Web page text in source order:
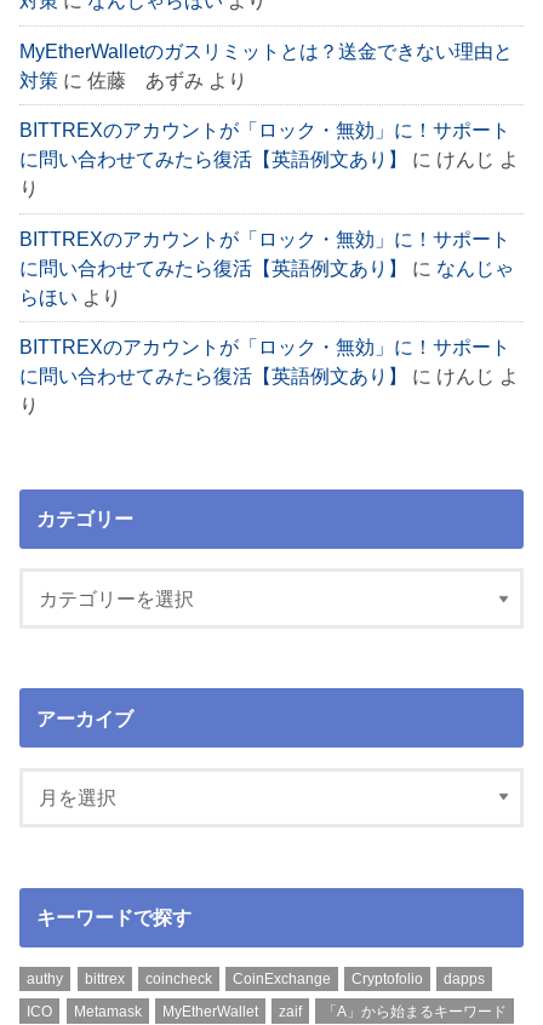
MyEtherWalletのガスリミットとは？送金できない理由と
対策 に佐藤 あずみ より
BITTREXのアカウントが「ロック・無効」に！サポート
に問い合わせてみたら復活【英語例文あり】
に けんじ よ
り
BITTREXのアカウントが「ロック・無効」に！サポート
に問い合わせてみたら復活【英語例文あり】
に なんじゃ
らほい より
BITTREXのアカウントが「ロック・無効」に！サポート
に問い合わせてみたら復活【英語例文あり】
に けんじ よ
り
カテゴリー
アーカイブ
キーワードで探す
authy bittrex coincheck CoinExchange Cryptofolio
dapps
ICO
Metamask MyEtherWallet zaif 「A」から始まるキーワード